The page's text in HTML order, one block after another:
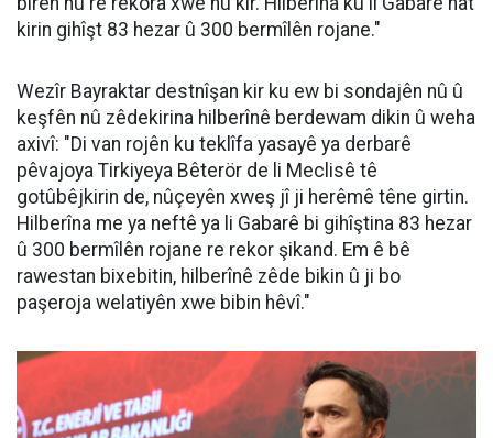
kirin gihîşt 83 hezar û 300 bermîlên rojane."
Wezîr Bayraktar destnîşan kir ku ew bi sondajên nû û
keşfên nû zêdekirina hilberînê berdewam dikin û weha
axivî: "Di van rojên ku teklîfa yasayê ya derbarê
pêvajoya Tirkiyeya Bêterör de li Meclisê tê
gotûbêjkirin de, nûçeyên xweş jî ji herêmê têne girtin.
Hilberîna me ya neftê ya li Gabarê bi gihîştina 83 hezar
û 300 bermîlên rojane re rekor şikand. Em ê bê
rawestan bixebitin, hilberînê zêde bikin û ji bo
paşeroja welatiyên xwe bibin hêvî."